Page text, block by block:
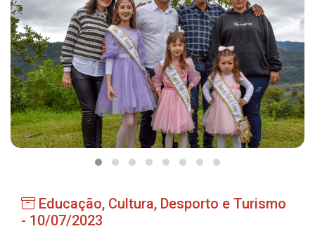
Estrutura Organizacional
Secretarias
Administração
Agricultura e Meio Ambiente
Assistência Social
Obras
Saúde
Educação, Cultura, Desporto e Turismo
- 10/07/2023